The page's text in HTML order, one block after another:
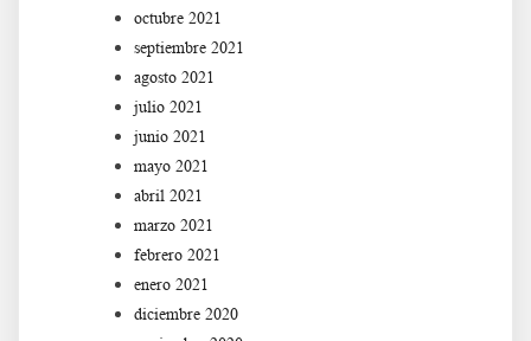
octubre 2021
septiembre 2021
agosto 2021
julio 2021
junio 2021
mayo 2021
abril 2021
marzo 2021
febrero 2021
enero 2021
diciembre 2020